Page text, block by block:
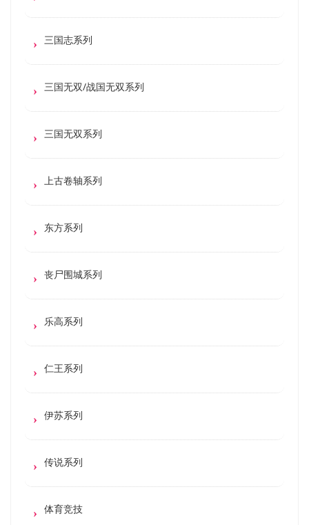
三国志系列
三国无双/战国无双系列
三国无双系列
上古卷轴系列
东方系列
丧尸围城系列
乐高系列
仁王系列
伊苏系列
传说系列
体育竞技